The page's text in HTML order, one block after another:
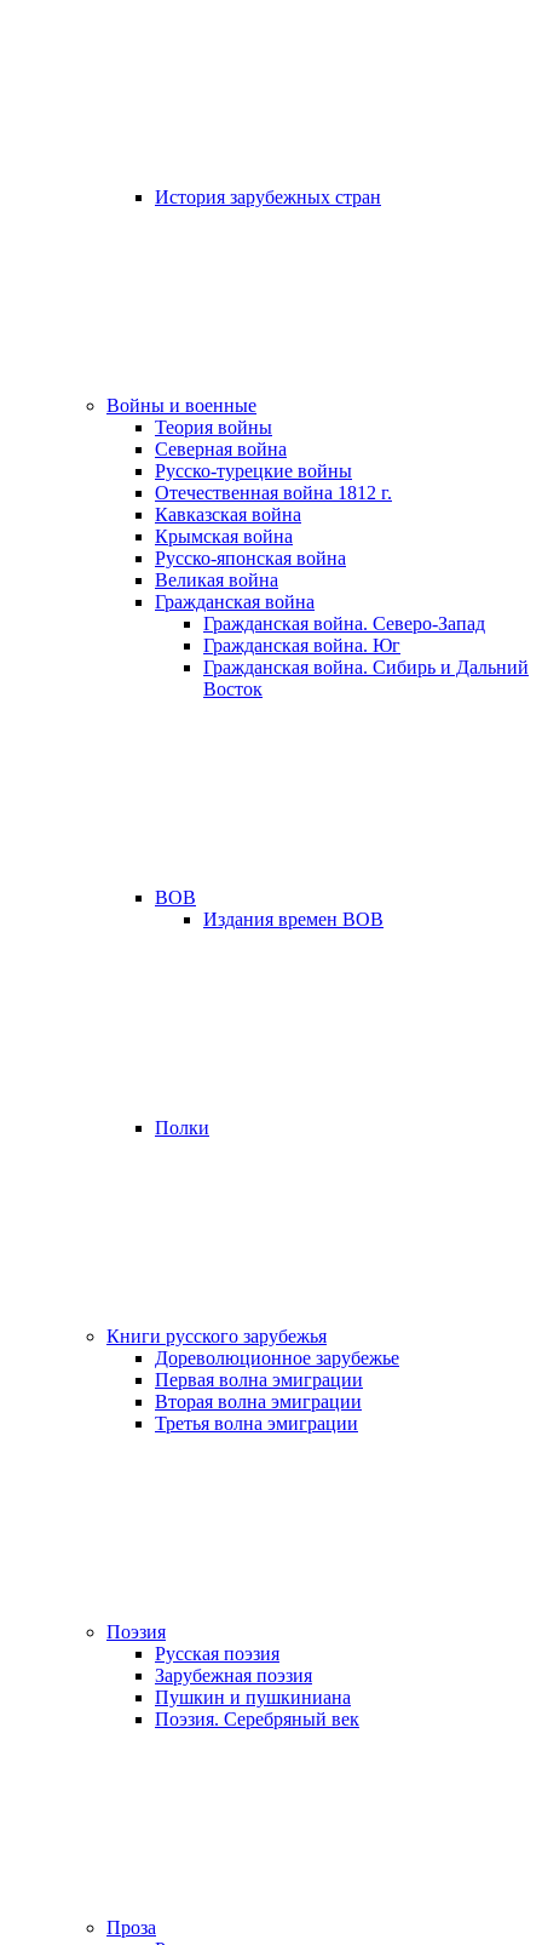
История зарубежных стран
Войны и военные
Теория войны
Северная война
Русско-турецкие войны
Отечественная война 1812 г.
Кавказская война
Крымская война
Русско-японская война
Великая война
Гражданская война
Гражданская война. Северо-Запад
Гражданская война. Юг
Гражданская война. Сибирь и Дальний
Восток
ВОВ
Издания времен ВОВ
Полки
Книги русского зарубежья
Дореволюционное зарубежье
Первая волна эмиграции
Вторая волна эмиграции
Третья волна эмиграции
Поэзия
Русская поэзия
Зарубежная поэзия
Пушкин и пушкиниана
Поэзия. Серебряный век
Проза